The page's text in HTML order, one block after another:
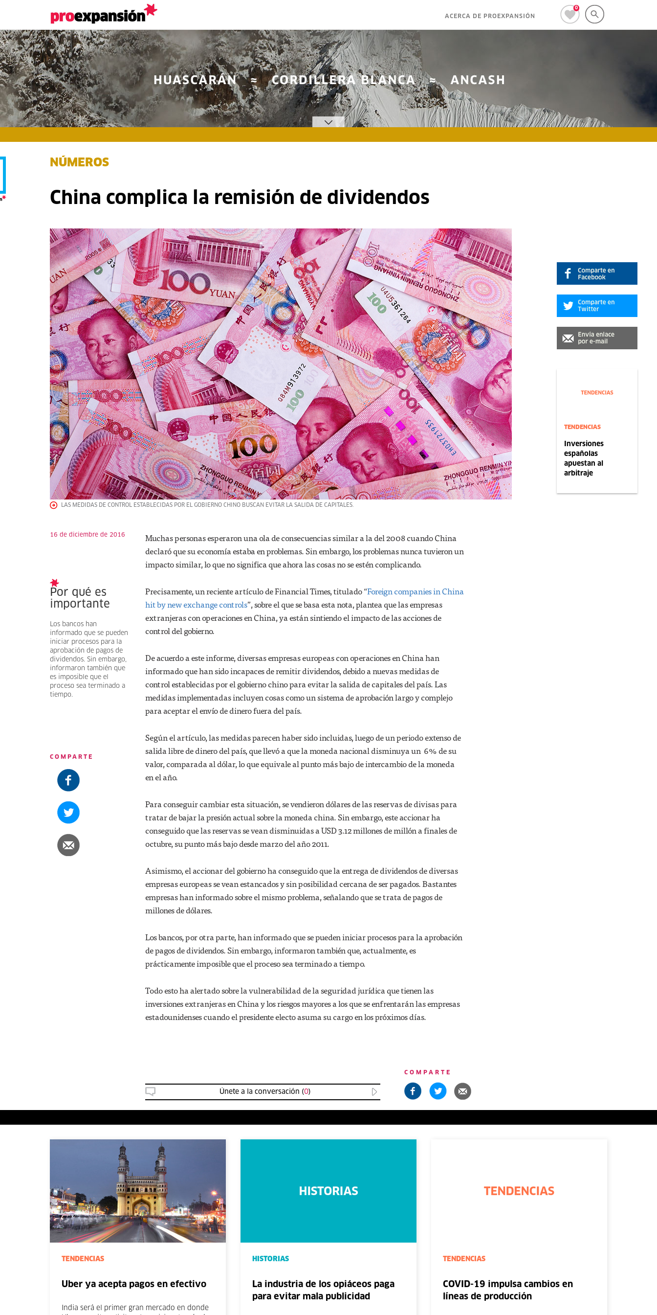
0
ACERCA DE PROEXPANSIÓN
TENDENCIAS
Inversiones
españolas
apuestan al
arbitraje
NÚMEROS
China complica la remisión de dividendos
LAS MEDIDAS DE CONTROL ESTABLECIDAS POR EL GOBIERNO CHINO BUSCAN EVITAR LA SALIDA DE CAPITALES.
16 de diciembre de 2016
Por qué es
importante
Los bancos han
informado que se pueden
iniciar procesos para la
aprobación de pagos de
dividendos. Sin embargo,
informaron también que
es imposible que el
proceso sea terminado a
tiempo.
COMPARTE
Muchas personas esperaron una ola de consecuencias similar a la del 2008 cuando China
declaró que su economía estaba en problemas. Sin embargo, los problemas nunca tuvieron un
impacto similar, lo que no significa que ahora las cosas no se estén complicando.
Precisamente, un reciente artículo de Financial Times, titulado “Foreign companies in China
hit by new exchange controls”, sobre el que se basa esta nota, plantea que las empresas
extranjeras con operaciones en China, ya están sintiendo el impacto de las acciones de
control del gobierno.
De acuerdo a este informe, diversas empresas europeas con operaciones en China han
informado que han sido incapaces de remitir dividendos, debido a nuevas medidas de
control establecidas por el gobierno chino para evitar la salida de capitales del país. Las
medidas implementadas incluyen cosas como un sistema de aprobación largo y complejo
para aceptar el envío de dinero fuera del país.
Según el artículo, las medidas parecen haber sido incluidas, luego de un periodo extenso de
salida libre de dinero del país, que llevó a que la moneda nacional disminuya un 6% de su
valor, comparada al dólar, lo que equivale al punto más bajo de intercambio de la moneda
en el año.
Para conseguir cambiar esta situación, se vendieron dólares de las reservas de divisas para
tratar de bajar la presión actual sobre la moneda china. Sin embargo, este accionar ha
conseguido que las reservas se vean disminuidas a USD 3.12 millones de millón a finales de
octubre, su punto más bajo desde marzo del año 2011.
Asimismo, el accionar del gobierno ha conseguido que la entrega de dividendos de diversas
empresas europeas se vean estancados y sin posibilidad cercana de ser pagados. Bastantes
empresas han informado sobre el mismo problema, señalando que se trata de pagos de
millones de dólares.
Los bancos, por otra parte, han informado que se pueden iniciar procesos para la aprobación
de pagos de dividendos. Sin embargo, informaron también que, actualmente, es
prácticamente imposible que el proceso sea terminado a tiempo.
Todo esto ha alertado sobre la vulnerabilidad de la seguridad jurídica que tienen las
inversiones extranjeras en China y los riesgos mayores a los que se enfrentarán las empresas
estadounidenses cuando el presidente electo asuma su cargo en los próximos días.
Únete a la conversación (0)
COMPARTE
TENDENCIAS
Uber ya acepta pagos en efectivo
India será el primer gran mercado en donde
HISTORIAS
La industria de los opiáceos paga
para evitar mala publicidad
TENDENCIAS
COVID-19 impulsa cambios en
líneas de producción